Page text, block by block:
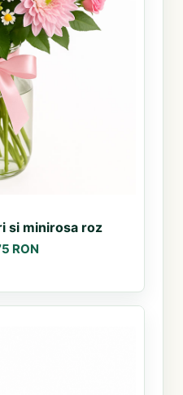
si minirosa roz
RON